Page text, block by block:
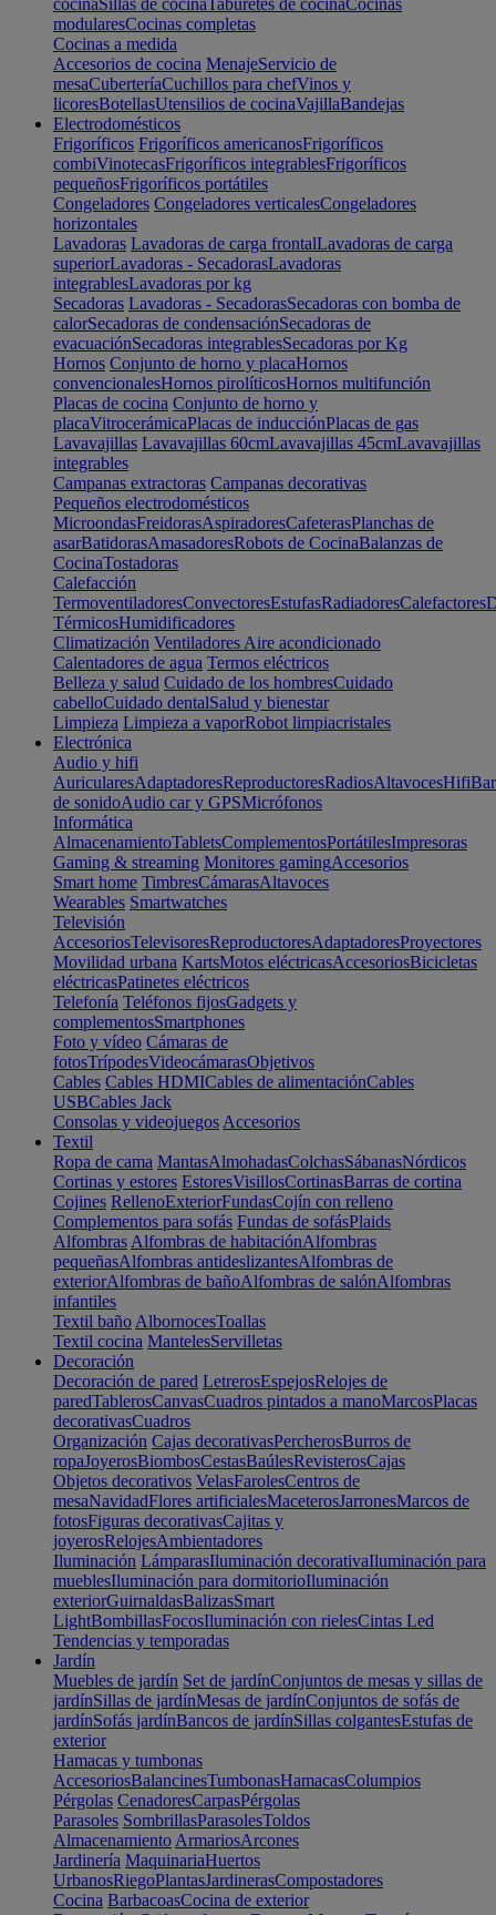
cocinaSillas de cocinaTaburetes de cocinaCocinas
modularesCocinas completas
Cocinas a medida
Accesorios de cocina MenajeServicio de
mesaCuberteríaCuchillos para chefVinos y
licoresBotellasUtensilios de cocinaVajillaBandejas
Electrodomésticos
Frigoríficos Frigoríficos americanosFrigoríficos
combiVinotecasFrigoríficos integrablesFrigoríficos
pequeñosFrigoríficos portátiles
Congeladores Congeladores verticalesCongeladores
horizontales
Lavadoras Lavadoras de carga frontalLavadoras de carga
superiorLavadoras - SecadorasLavadoras
integrablesLavadoras por kg
Secadoras Lavadoras - SecadorasSecadoras con bomba de
calorSecadoras de condensaciónSecadoras de
evacuaciónSecadoras integrablesSecadoras por Kg
Hornos Conjunto de horno y placaHornos
convencionalesHornos pirolíticosHornos multifunción
Placas de cocina Conjunto de horno y
placaVitrocerámicaPlacas de inducciónPlacas de gas
Lavavajillas Lavavajillas 60cmLavavajillas 45cmLavavajillas
integrables
Campanas extractoras Campanas decorativas
Pequeños electrodomésticos
MicroondasFreidorasAspiradoresCafeterasPlanchas de
asarBatidorasAmasadoresRobots de CocinaBalanzas de
CocinaTostadoras
Calefacción
TermoventiladoresConvectoresEstufasRadiadoresCalefactores
TérmicosHumidificadores
Climatización Ventiladores Aire acondicionado
Calentadores de agua Termos eléctricos
Belleza y salud Cuidado de los hombresCuidado
cabelloCuidado dentalSalud y bienestar
Limpieza Limpieza a vaporRobot limpiacristales
Electrónica
Audio y hifi
AuricularesAdaptadoresReproductoresRadiosAltavocesHifi
de sonidoAudio car y GPSMicrófonos
Informática
AlmacenamientoTabletsComplementosPortátilesImpresoras
Gaming & streaming Monitores gamingAccesorios
Smart home TimbresCámarasAltavoces
Wearables Smartwatches
Televisión
AccesoriosTelevisoresReproductoresAdaptadoresProyectores
Movilidad urbana KartsMotos eléctricasAccesoriosBicicletas
eléctricasPatinetes eléctricos
Telefonía Teléfonos fijosGadgets y
complementosSmartphones
Foto y vídeo Cámaras de
fotosTrípodesVideocámarasObjetivos
Cables Cables HDMICables de alimentaciónCables
USBCables Jack
Consolas y videojuegos Accesorios
Textil
Ropa de cama MantasAlmohadasColchasSábanasNórdicos
Cortinas y estores EstoresVisillosCortinasBarras de cortina
Cojines RellenoExteriorFundasCojín con relleno
Complementos para sofás Fundas de sofásPlaids
Alfombras Alfombras de habitaciónAlfombras
pequeñasAlfombras antideslizantesAlfombras de
exteriorAlfombras de bañoAlfombras de salónAlfombras
infantiles
Textil baño AlbornocesToallas
Textil cocina MantelesServilletas
Decoración
Decoración de pared LetrerosEspejosRelojes de
paredTablerosCanvasCuadros pintados a manoMarcosPlacas
decorativasCuadros
Organización Cajas decorativasPercherosBurros de
ropaJoyerosBiombosCestasBaúlesRevisterosCajas
Objetos decorativos VelasFarolesCentros de
mesaNavidadFlores artificialesMaceterosJarronesMarcos de
fotosFiguras decorativasCajitas y
joyerosRelojesAmbientadores
Iluminación LámparasIluminación decorativaIluminación para
mueblesIluminación para dormitorioIluminación
exteriorGuirnaldasBalizasSmart
LightBombillasFocosIluminación con rielesCintas Led
Tendencias y temporadas
Jardín
Muebles de jardín Set de jardínConjuntos de mesas y sillas de
jardínSillas de jardínMesas de jardínConjuntos de sofás de
jardínSofás jardínBancos de jardínSillas colgantesEstufas de
exterior
Hamacas y tumbonas
AccesoriosBalancinesTumbonasHamacasColumpios
Pérgolas CenadoresCarpasPérgolas
Parasoles SombrillasParasolesToldos
Almacenamiento ArmariosArcones
Jardinería MaquinariaHuertos
UrbanosRiegoPlantasJardinerasCompostadores
Cocina BarbacoasCocina de exterior